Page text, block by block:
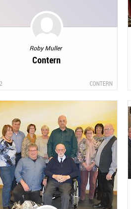
Roby Muller
Contern
CONTERN